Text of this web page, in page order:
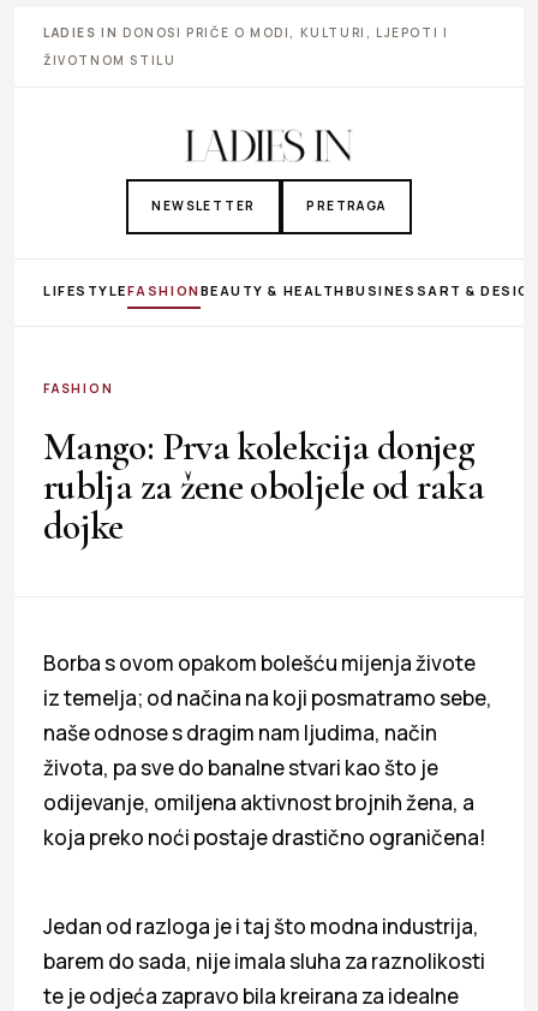
LADIES IN DONOSI PRIČE O MODI, KULTURI, LJEPOTI I
ŽIVOTNOM STILU
NEWSLETTER PRETRAGA
LIFESTYLEFASHIONBEAUTY & HEALTHBUSINESS ART &
FASHION
Mango: Prva kolekcija donjeg
rublja za žene oboljele od raka
dojke
Borba s ovom opakom bolešću mijenja živote
iz temelja; od načina na koji posmatramo sebe,
naše odnose s dragim nam ljudima, način
života, pa sve do banalne stvari kao što je
odijevanje, omiljena aktivnost brojnih žena, a
koja preko noći postaje drastično ograničena!
Jedan od razloga je i taj što modna industrija,
barem do sada, nije imala sluha za raznolikosti
te je odjeća zapravo bila kreirana za idealne